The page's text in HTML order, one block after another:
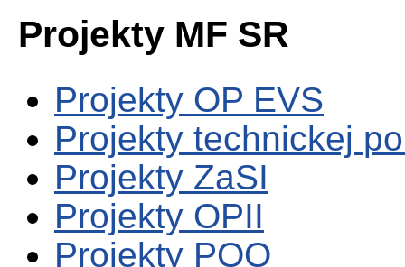
Projekty MF SR
Projekty OP EVS
Projekty technickej
Projekty ZaSI
Projekty OPII
Projekty POO